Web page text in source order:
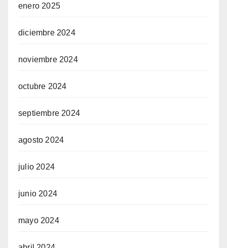
enero 2025
diciembre 2024
noviembre 2024
octubre 2024
septiembre 2024
agosto 2024
julio 2024
junio 2024
mayo 2024